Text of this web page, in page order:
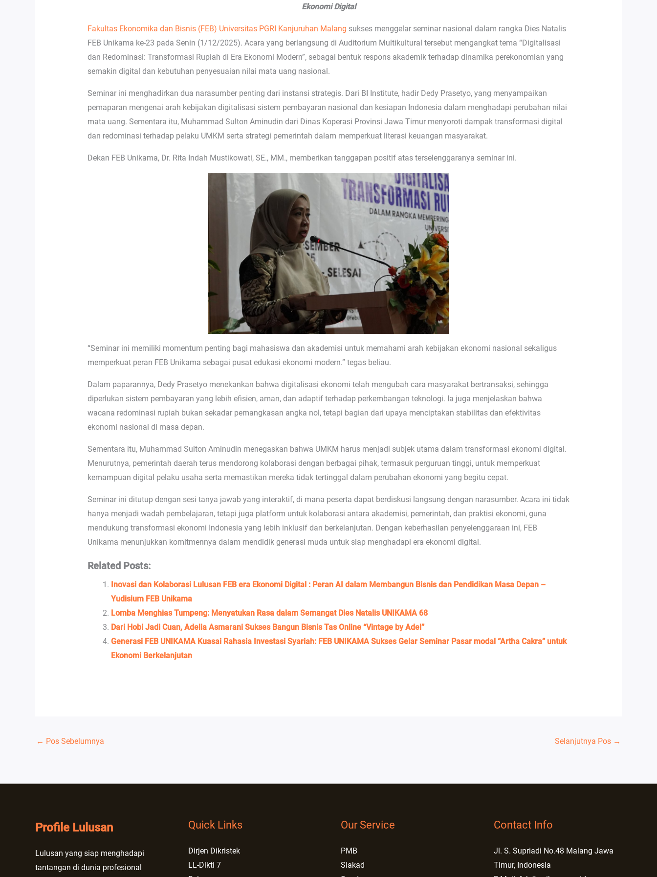
Ekonomi Digital
Fakultas Ekonomika dan Bisnis (FEB) Universitas PGRI Kanjuruhan Malang sukses menggelar seminar nasional dalam rangka Dies Natalis
FEB Unikama ke-23 pada Senin (1/12/2025). Acara yang berlangsung di Auditorium Multikultural tersebut mengangkat tema “Digitalisasi
dan Redominasi: Transformasi Rupiah di Era Ekonomi Modern”, sebagai bentuk respons akademik terhadap dinamika perekonomian yang
semakin digital dan kebutuhan penyesuaian nilai mata uang nasional.
Seminar ini menghadirkan dua narasumber penting dari instansi strategis. Dari BI Institute, hadir Dedy Prasetyo, yang menyampaikan
pemaparan mengenai arah kebijakan digitalisasi sistem pembayaran nasional dan kesiapan Indonesia dalam menghadapi perubahan nilai
mata uang. Sementara itu, Muhammad Sulton Aminudin dari Dinas Koperasi Provinsi Jawa Timur menyoroti dampak transformasi digital
dan redominasi terhadap pelaku UMKM serta strategi pemerintah dalam memperkuat literasi keuangan masyarakat.
Dekan FEB Unikama, Dr. Rita Indah Mustikowati, SE., MM., memberikan tanggapan positif atas terselenggaranya seminar ini.
“Seminar ini memiliki momentum penting bagi mahasiswa dan akademisi untuk memahami arah kebijakan ekonomi nasional sekaligus
memperkuat peran FEB Unikama sebagai pusat edukasi ekonomi modern.” tegas beliau.
Dalam paparannya, Dedy Prasetyo menekankan bahwa digitalisasi ekonomi telah mengubah cara masyarakat bertransaksi, sehingga
diperlukan sistem pembayaran yang lebih efisien, aman, dan adaptif terhadap perkembangan teknologi. Ia juga menjelaskan bahwa
wacana redominasi rupiah bukan sekadar pemangkasan angka nol, tetapi bagian dari upaya menciptakan stabilitas dan efektivitas
ekonomi nasional di masa depan.
Sementara itu, Muhammad Sulton Aminudin menegaskan bahwa UMKM harus menjadi subjek utama dalam transformasi ekonomi digital.
Menurutnya, pemerintah daerah terus mendorong kolaborasi dengan berbagai pihak, termasuk perguruan tinggi, untuk memperkuat
kemampuan digital pelaku usaha serta memastikan mereka tidak tertinggal dalam perubahan ekonomi yang begitu cepat.
Seminar ini ditutup dengan sesi tanya jawab yang interaktif, di mana peserta dapat berdiskusi langsung dengan narasumber. Acara ini tidak
hanya menjadi wadah pembelajaran, tetapi juga platform untuk kolaborasi antara akademisi, pemerintah, dan praktisi ekonomi, guna
mendukung transformasi ekonomi Indonesia yang lebih inklusif dan berkelanjutan. Dengan keberhasilan penyelenggaraan ini, FEB
Unikama menunjukkan komitmennya dalam mendidik generasi muda untuk siap menghadapi era ekonomi digital.
Related Posts:
Inovasi dan Kolaborasi Lulusan FEB era Ekonomi Digital : Peran AI dalam Membangun Bisnis dan Pendidikan Masa Depan –
Yudisium FEB Unikama
Lomba Menghias Tumpeng: Menyatukan Rasa dalam Semangat Dies Natalis UNIKAMA 68
Dari Hobi Jadi Cuan, Adelia Asmarani Sukses Bangun Bisnis Tas Online “Vintage by Adel”
Generasi FEB UNIKAMA Kuasai Rahasia Investasi Syariah: FEB UNIKAMA Sukses Gelar Seminar Pasar modal “Artha Cakra” untuk
Ekonomi Berkelanjutan
← Pos Sebelumnya Selanjutnya Pos →
Profile Lulusan
Lulusan yang siap menghadapi
tantangan di dunia profesional
Quick Links
Dirjen Dikristek
LL-Dikti 7
Our Service
PMB
Siakad
Contact Info
Jl. S. Supriadi No.48 Malang Jawa
Timur, Indonesia